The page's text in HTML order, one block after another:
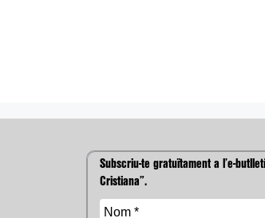
Subscriu-te gratuïtament a l’e-
Cristiana”.